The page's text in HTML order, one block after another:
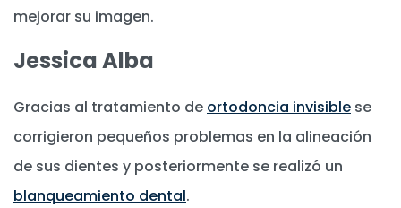
mejorar su imagen.
Jessica Alba
Gracias al tratamiento de ortodoncia invisible se
corrigieron pequeños problemas en la alineación
de sus dientes y posteriormente se realizó un
blanqueamiento dental.